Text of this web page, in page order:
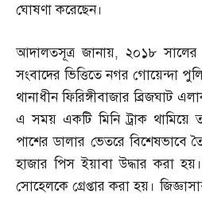
ঘোষণা করেছেন।
আদালতসূত্র জানায়,২০১৮
সংবাদের ভিত্তিতে নগর গোয়েন্দা
থানাধীন ফিরিঙ্গীবাজার ব্রিজঘাট
এ সময় একটি মিনি ট্রাক থামিয়ে
পাশের ডালার ভেতরে বিশেষভাবে
হাজার পিস ইয়াবা উদ্ধার করা
সোহেলকে গ্রেপ্তার করা হয়।